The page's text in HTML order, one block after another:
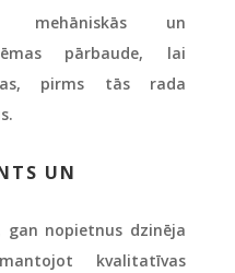
mehāniskās un
pārbaude, lai
pirms tās rada
UN
gan nopietnus dzinēja
kvalitatīvas